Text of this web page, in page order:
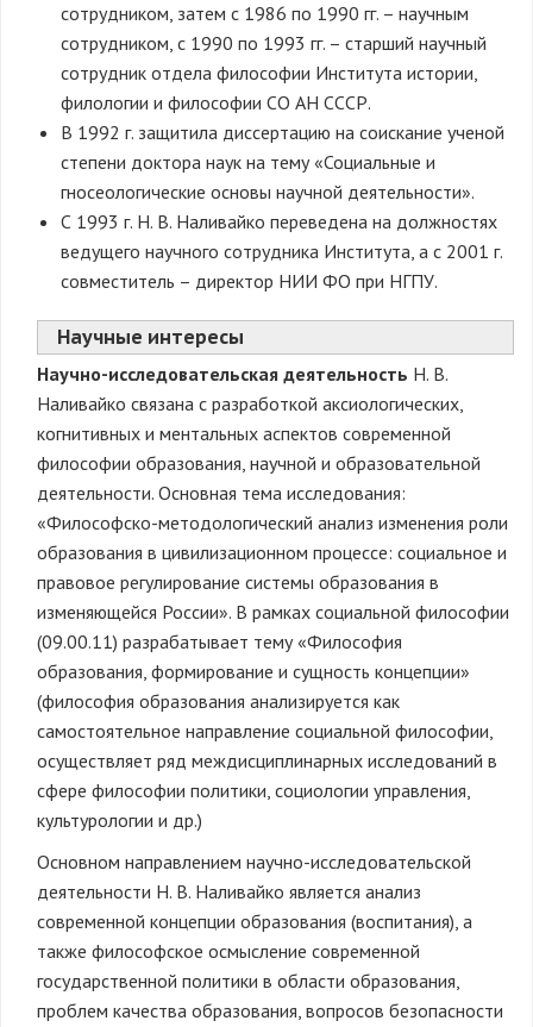
сотрудником, затем с 1986 по 1990 гг. – научным
сотрудником, с 1990 по 1993 гг. – старший научный
сотрудник отдела философии Института истории,
филологии и философии СО АН СССР.
В 1992 г. защитила диссертацию на соискание ученой
степени доктора наук на тему «Социальные и
гносеологические основы научной деятельности».
С 1993 г. Н. В. Наливайко переведена на должностях
ведущего научного сотрудника Института, а с 2001 г.
совместитель – директор НИИ ФО при НГПУ.
Научные интересы
Научно-исследовательская деятельность Н. В.
Наливайко связана с разработкой аксиологических,
когнитивных и ментальных аспектов современной
философии образования, научной и образовательной
деятельности. Основная тема исследования:
«Философско-методологический анализ изменения роли
образования в цивилизационном процессе: социальное и
правовое регулирование системы образования в
изменяющейся России». В рамках социальной философии
(09.00.11) разрабатывает тему «Философия
образования, формирование и сущность концепции»
(философия образования анализируется как
самостоятельное направление социальной философии,
осуществляет ряд междисциплинарных исследований в
сфере философии политики, социологии управления,
культурологии и др.)
Основном направлением научно-исследовательской
деятельности Н. В. Наливайко является анализ
современной концепции образования (воспитания), а
также философское осмысление современной
государственной политики в области образования,
проблем качества образования, вопросов безопасности